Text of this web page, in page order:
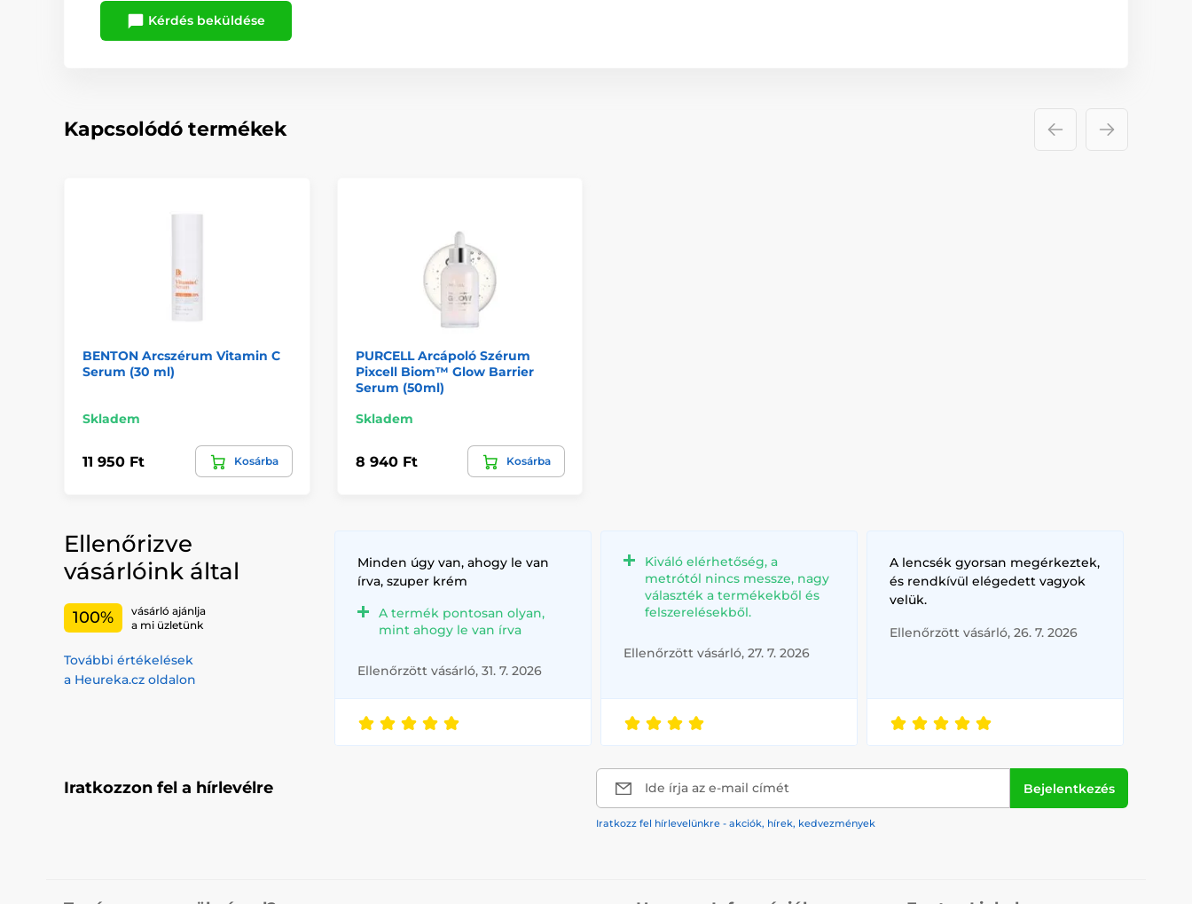
Kérdés beküldése
Kapcsolódó termékek
BENTON Arcszérum Vitamin C
Serum (30 ml)
Skladem
11 950 Ft Kosárba
PURCELL Arcápoló Szérum
Pixcell Biom™ Glow Barrier
Serum (50ml)
Skladem
8 940 Ft Kosárba
Ellenőrizve
vásárlóink által
100%
vásárló ajánlja
a mi üzletünk
További értékelések
a Heureka.cz oldalon
Minden úgy van, ahogy le van
írva, szuper krém
A termék pontosan olyan,
mint ahogy le van írva
Ellenőrzött vásárló, 31. 7. 2026
Kiváló elérhetőség, a
metrótól nincs messze, nagy
választék a termékekből és
felszerelésekből.
Ellenőrzött vásárló, 27. 7. 2026
A lencsék gyorsan megérkeztek,
és rendkívül elégedett vagyok
velük.
Ellenőrzött vásárló, 26. 7. 2026
Iratkozzon fel a hírlevélre Ide írja az e-mail címét Bejelentkezés
Iratkozz fel hírlevelünkre - akciók, hírek, kedvezmények